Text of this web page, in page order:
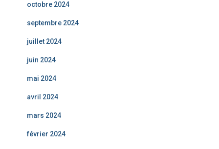
octobre 2024
septembre 2024
juillet 2024
juin 2024
mai 2024
avril 2024
mars 2024
février 2024